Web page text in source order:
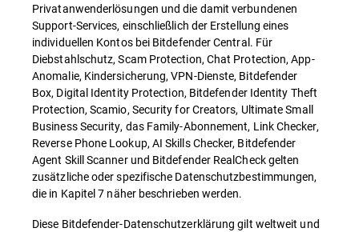
Privatanwenderlösungen und die damit verbundenen
Support-Services, einschließlich der Erstellung eines
individuellen Kontos bei Bitdefender Central. Für
Diebstahlschutz, Scam Protection, Chat Protection, App-
Anomalie, Kindersicherung, VPN-Dienste, Bitdefender
Box, Digital Identity Protection, Bitdefender Identity Theft
Protection, Scamio, Security for Creators, Ultimate Small
Business Security, das Family-Abonnement, Link Checker,
Reverse Phone Lookup, AI Skills Checker, Bitdefender
Agent Skill Scanner und Bitdefender RealCheck gelten
zusätzliche oder spezifische Datenschutzbestimmungen,
die in Kapitel 7 näher beschrieben werden.
Diese Bitdefender-Datenschutzerklärung gilt weltweit und